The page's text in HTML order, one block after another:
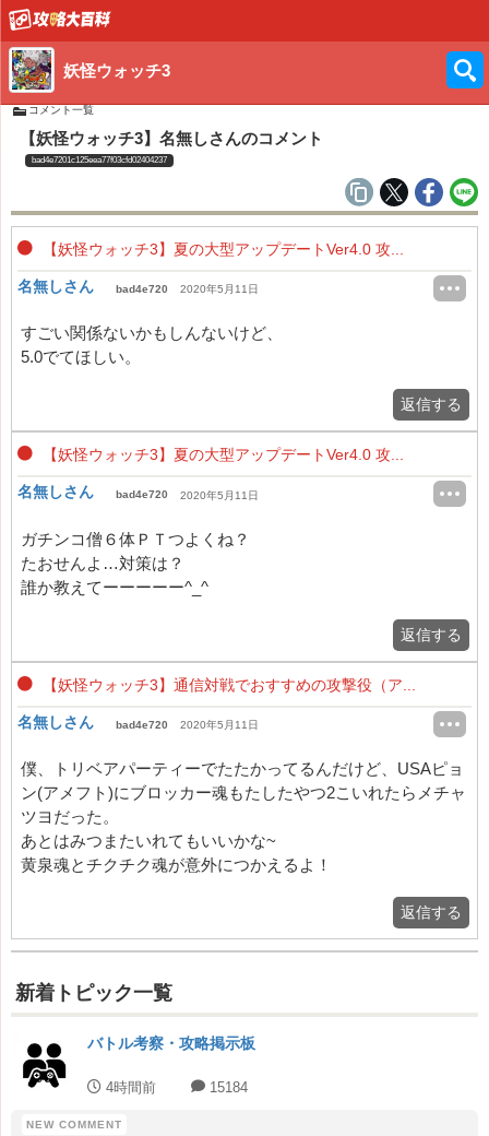
妖怪ウォッチ3
コメント一覧
【妖怪ウォッチ3】名無しさんのコメント
bad4e7201c125eea77f03cfd02404237
【妖怪ウォッチ3】夏の大型アップデートVer4.0 攻...
名無しさん bad4e720 2020年5月11日
すごい関係ないかもしんないけど、
5.0でてほしい。
返信する
【妖怪ウォッチ3】夏の大型アップデートVer4.0 攻...
名無しさん bad4e720 2020年5月11日
ガチンコ僧６体ＰＴつよくね？
たおせんよ…対策は？
誰か教えてーーーーー^_^
返信する
【妖怪ウォッチ3】通信対戦でおすすめの攻撃役（ア...
名無しさん bad4e720 2020年5月11日
僕、トリベアパーティーでたたかってるんだけど、USAピョ
ン(アメフト)にブロッカー魂もたしたやつ2こいれたらメチャ
ツヨだった。
あとはみつまたいれてもいいかな~
黄泉魂とチクチク魂が意外につかえるよ！
返信する
新着トピック一覧
バトル考察・攻略掲示板
4時間前 15184